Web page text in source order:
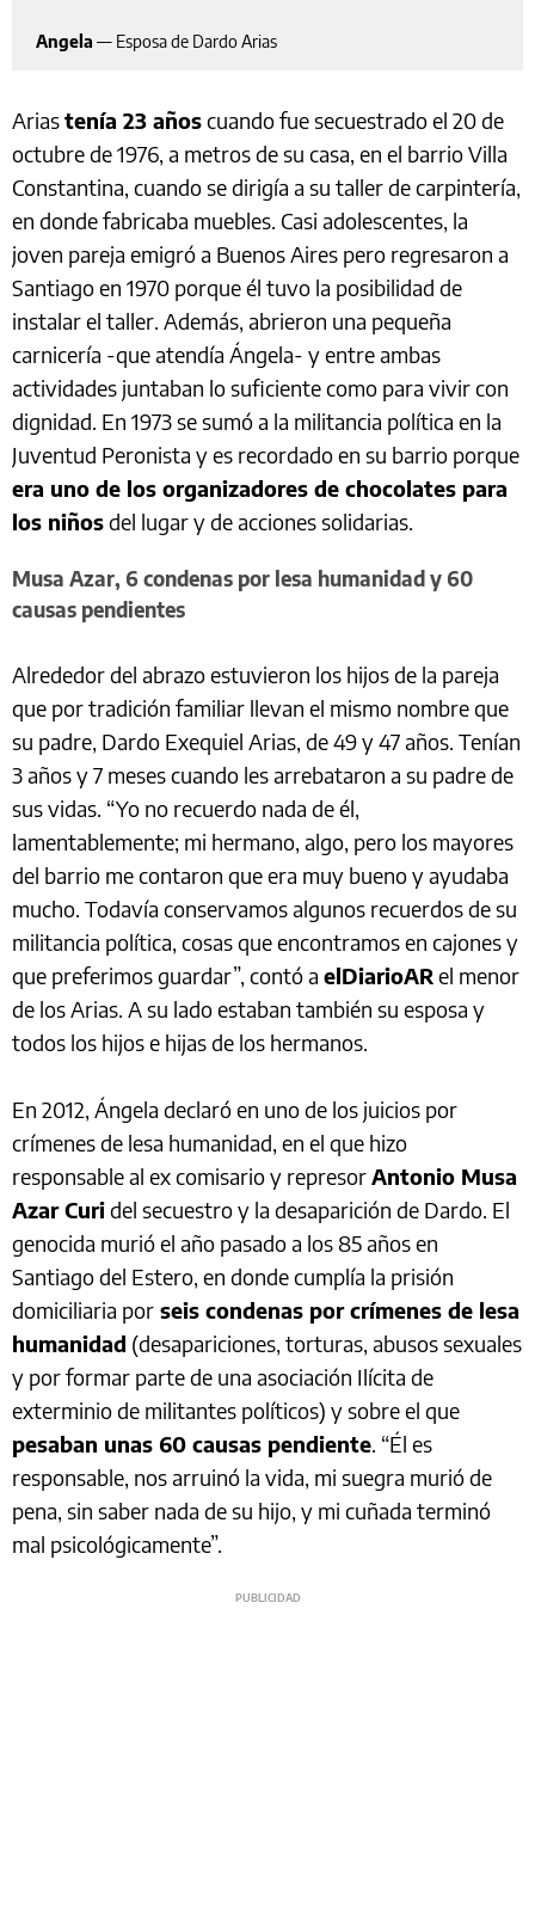
Angela — Esposa de Dardo Arias
Ariastenía 23 añoscuando fue secuestrado el 20 de
octubre de 1976, a metros de su casa, en el barrio Villa
Constantina, cuando se dirigía a su taller de carpintería,
en donde fabricaba muebles. Casi adolescentes, la
joven pareja emigró a Buenos Aires pero regresaron a
Santiago en 1970 porque él tuvo la posibilidad de
instalar el taller. Además, abrieron una pequeña
carnicería -que atendía Ángela- y entre ambas
actividades juntaban lo suficiente como para vivir con
dignidad. En 1973 se sumó a la militancia política en la
Juventud Peronista y es recordado en su barrio porque
era uno de los organizadores de chocolates para
los niñosdel lugar y de acciones solidarias.
Musa Azar, 6 condenas por lesa humanidad y 60
causas pendientes
Alrededor del abrazo estuvieron los hijos de la pareja
que por tradición familiar llevan el mismo nombre que
su padre, Dardo Exequiel Arias, de 49 y 47 años. Tenían
3 años y 7 meses cuando les arrebataron a su padre de
sus vidas. “Yo no recuerdo nada de él,
lamentablemente; mi hermano, algo, pero los mayores
del barrio me contaron que era muy bueno y ayudaba
mucho. Todavía conservamos algunos recuerdos de su
militancia política, cosas que encontramos en cajones y
que preferimos guardar”, contó a elDiarioARel menor
de los Arias. A su lado estaban también su esposa y
todos los hijos e hijas de los hermanos.
En 2012, Ángela declaró en uno de los juicios por
crímenes de lesa humanidad, en el que hizo
responsable al ex comisario y represorAntonio Musa
Azar Curidel secuestro y la desaparición de Dardo. El
genocida murió el año pasado a los 85 años en
Santiago del Estero, en donde cumplía la prisión
domiciliaria por seis condenas por crímenes de lesa
humanidad (desapariciones, torturas, abusos sexuales
y por formar parte de una asociación Ilícita de
exterminio de militantes políticos) y sobre el que
pesaban unas 60 causas pendiente. “Él es
responsable, nos arruinó la vida, mi suegra murió de
pena, sin saber nada de su hijo, y mi cuñada terminó
mal psicológicamente”.